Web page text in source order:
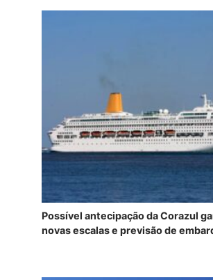
Possível antecipação da Corazul
novas escalas e previsão de